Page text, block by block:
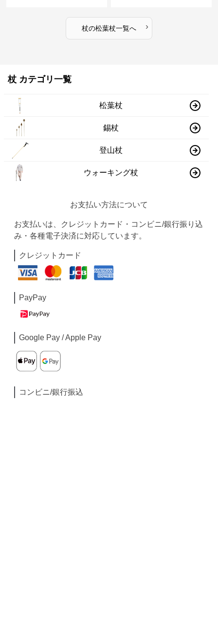
杖の松葉杖一覧へ ›
杖 カテゴリ一覧
松葉杖
錫杖
登山杖
ウォーキング杖
お支払い方法について
お支払いは、クレジットカード・コンビニ/銀行振り込
み・各種電子決済に対応しています。
クレジットカード
PayPay
Google Pay / Apple Pay
コンビニ/銀行振込